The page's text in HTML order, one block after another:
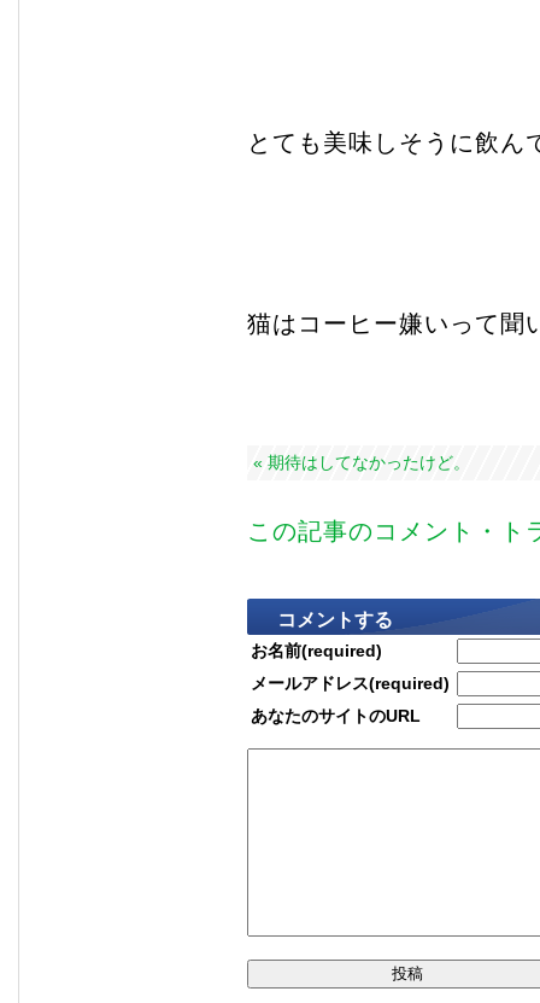
とても美味しそうに飲ん
猫はコーヒー嫌いって聞
« 期待はしてなかったけど。
この記事のコメント・ト
コメントする
お名前(required)
メールアドレス(required)
あなたのサイトのURL